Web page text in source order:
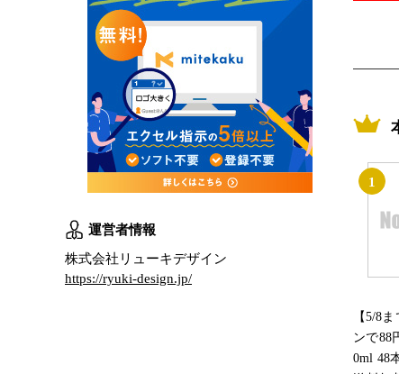
1
【5/8
ンで88
0ml 48
運営者情報
株式会社リューキデザイン
https://ryuki-design.jp/